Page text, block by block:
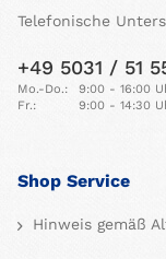
Telefonische
+49 5031 / 51
Mo.-Do.:
9:00 - 16:00
Fr.:
9:00 - 14:30
Shop Service
Hinweis gemäß